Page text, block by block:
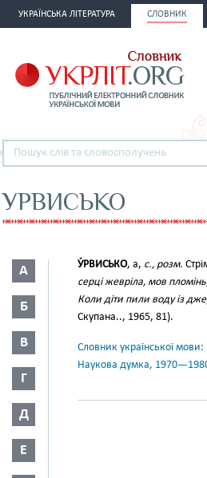
УКРАЇНСЬКА ЛІТЕРАТУРА СЛОВНИК
УРВИСЬКО
А
Б
В
Г
Д
Е
У́РВИСЬКО, а, с., розм.
серці жевріла, мов
Коли діти пили воду із
Скупана.., 1965, 81).
Словник української
Наукова думка,